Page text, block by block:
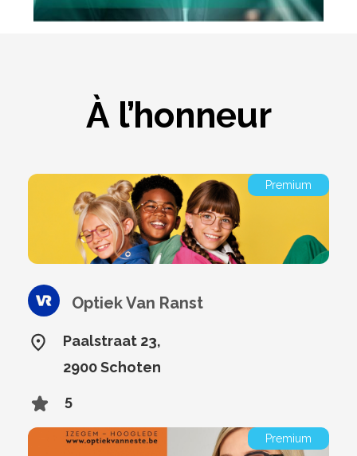
À l’honneur
Premium
Optiek Van Ranst
Paalstraat 23,
2900 Schoten
5
Premium